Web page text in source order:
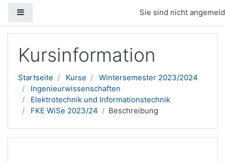
Sie sind nicht
Kursinformation
Startseite Kurse
Wintersemester 2023/2024
Ingenieurwissenschaften
Elektrotechnik und Informationstechnik
FKE WiSe 2023/24
Beschreibung